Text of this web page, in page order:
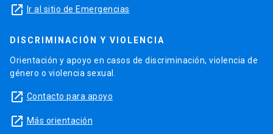
launch Ir al sitio de Emergencias
DISCRIMINACIÓN Y VIOLENCIA
Orientación y apoyo en casos de discriminación, violencia de
género o violencia sexual.
launch Contacto para apoyo
launch Más orientación